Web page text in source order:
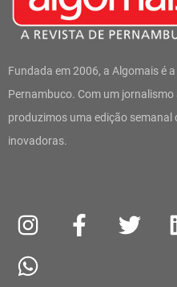
Fundada em 2006, a Algomais é
Pernambuco. Com um
produzimos uma edição semanal
inovadoras.
n
s
t
a
c
w
h
a
t